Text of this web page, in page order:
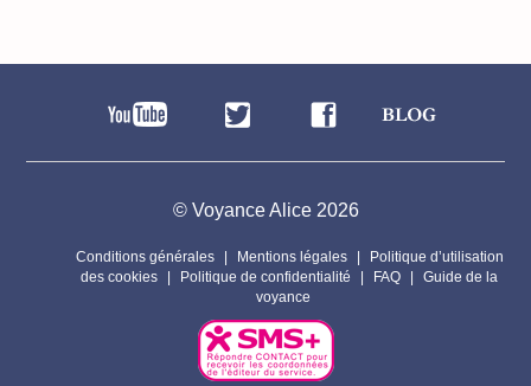
© Voyance Alice 2026
Conditions générales Mentions légales
Politique d’utilisation
des cookies
Politique de confidentialité FAQ
Guide de la
voyance